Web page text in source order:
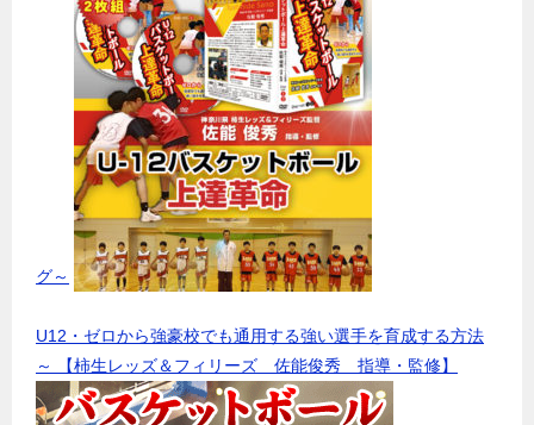
グ～
U12・ゼロから強豪校でも通用する強い選手を育成する方法
～ 【柿生レッズ＆フィリーズ 佐能俊秀 指導・監修】